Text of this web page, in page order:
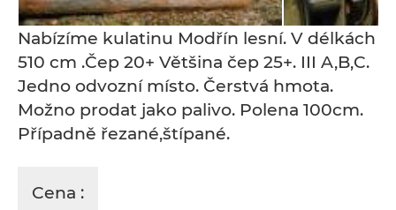
Nabízíme kulatinu Modřín lesní. V délkách
510 cm .Čep 20+ Většina čep 25+. III A,B,C.
Jedno odvozní místo. Čerstvá hmota.
Možno prodat jako palivo. Polena 100cm.
Případně řezané,štípané.
Cena :